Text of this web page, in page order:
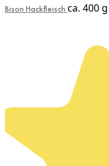
Bison Hackfleisch ca. 400 g